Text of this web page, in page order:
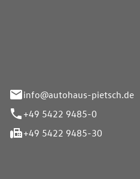
info@autohaus-pietsch.de
+49 5422 9485-0
+49 5422 9485-30